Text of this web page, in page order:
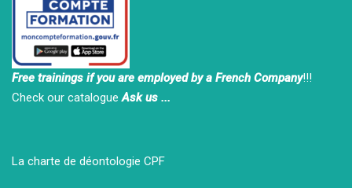
Free trainings if you are employed by a French Company!!!
Check our catalogue Ask us ...
La charte de déontologie CPF